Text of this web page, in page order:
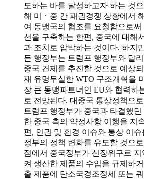
도하는 바를 달성하고자 하는 것
해 미ㆍ중 간 패권경쟁 상황에서
여 동맹국의 협조를 요청함으로써
선을 구축하는 한편, 중국에 대해
과 조치로 압박하는 것이다. 하지
든 행정부는 트럼프 행정부와 달
중국 견제를 추진할 것으로 예상
재 유명무실한 WTO 구조개혁을
장 큰 동맹파트너인 EU와 협력하
로 전망된다. 대중국 통상정책으
트럼프 행정부가 중국과 타결했
한 중국 측의 약정사항 이행을 지
편, 인권 및 환경 이슈와 통상 이
정부의 정책 변화를 유도할 것으
점에서 중국정부가 신장위구르 지
켜 생산한 제품의 수입을 규제하
출 제품에 탄소국경조정세 또는